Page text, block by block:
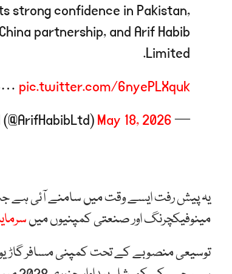
strong confidence in Pakistan,
partnership, and Arif Habib
Limited.
pic.twitter.com/6nyePLXquk
— Arif Habib Limited (@ArifHabibLtd)
May 18, 2026
یہ پیش رفت ایسے وقت میں سامنے آئی ہے
مینوفیکچرنگ اور صنعتی کمپنیوں میں
توسیعی منصوبے کے تحت کمپنی مسافر گاڑیوں